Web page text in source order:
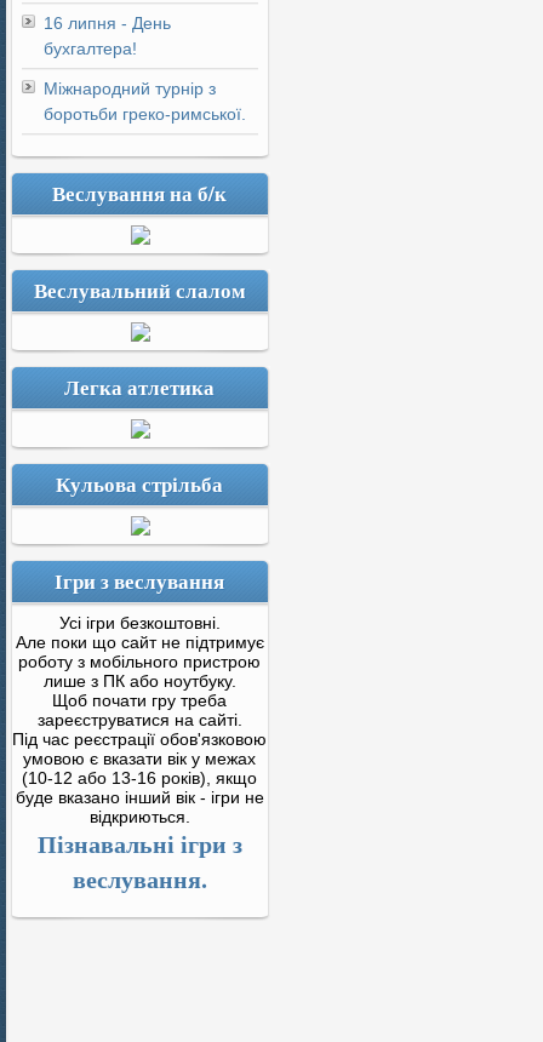
16 липня - День
бухгалтера!
Міжнародний турнір з
боротьби греко-римської.
Веслування на б/к
Веслувальний слалом
Легка атлетика
Кульова стрільба
Ігри з веслування
Усі ігри безкоштовні.
Але поки що сайт не підтримує
роботу з мобільного пристрою
лише з ПК або ноутбуку.
Щоб почати гру треба
зареєструватися на сайті.
Під час реєстрації обов'язковою
умовою є вказати вік у межах
(10-12 або 13-16 років), якщо
буде вказано інший вік - ігри не
відкриються.
Пізнавальні ігри з
веслування.